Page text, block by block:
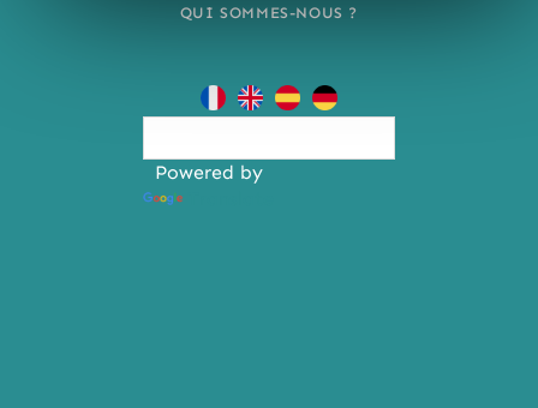
QUI SOMMES-NOUS ?
Powered by